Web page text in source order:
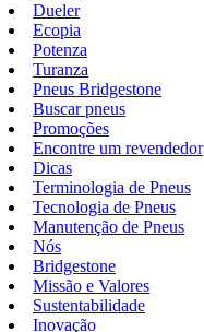
Dueler
Ecopia
Potenza
Turanza
Pneus Bridgestone
Buscar pneus
Promoções
Encontre um revendedor
Dicas
Terminologia de Pneus
Tecnologia de Pneus
Manutenção de Pneus
Nós
Bridgestone
Missão e Valores
Sustentabilidade
Inovação